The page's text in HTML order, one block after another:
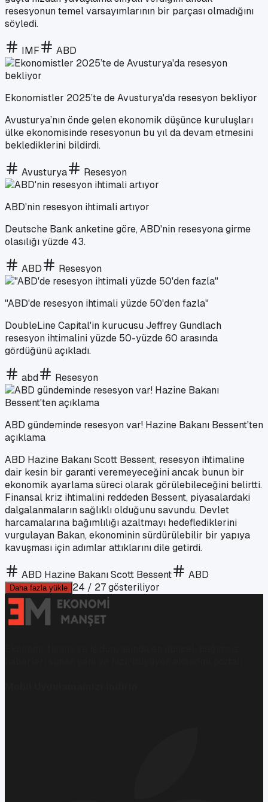
resesyonun temel varsayımlarının bir parçası olmadığını
söyledi.
IMF ABD
Ekonomistler 2025’te de Avusturya'da resesyon bekliyor
Avusturya’nın önde gelen ekonomik düşünce kuruluşları
ülke ekonomisinde resesyonun bu yıl da devam etmesini
beklediklerini bildirdi.
Avusturya Resesyon
ABD'nin resesyon ihtimali artıyor
Deutsche Bank anketine göre, ABD'nin resesyona girme
olasılığı yüzde 43.
ABD Resesyon
"ABD'de resesyon ihtimali yüzde 50'den fazla"
DoubleLine Capital'in kurucusu Jeffrey Gundlach
resesyon ihtimalini yüzde 50-yüzde 60 arasında
gördüğünü açıkladı.
abd Resesyon
ABD gündeminde resesyon var! Hazine Bakanı Bessent'ten
açıklama
ABD Hazine Bakanı Scott Bessent, resesyon ihtimaline
dair kesin bir garanti veremeyeceğini ancak bunun bir
ekonomik ayarlama süreci olarak görülebileceğini belirtti.
Finansal kriz ihtimalini reddeden Bessent, piyasalardaki
dalgalanmaların sağlıklı olduğunu savundu. Devlet
harcamalarına bağımlılığı azaltmayı hedeflediklerini
vurgulayan Bakan, ekonominin sürdürülebilir bir yapıya
kavuşması için adımlar attıklarını dile getirdi.
ABD Hazine Bakanı Scott Bessent ABD
Daha fazla yükle 24 / 27gösteriliyor